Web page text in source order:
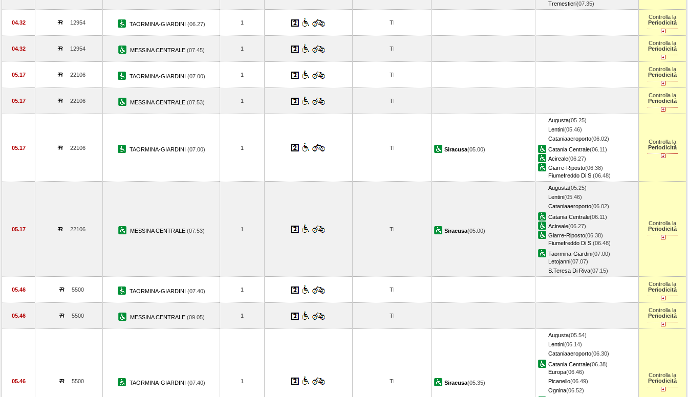
Tremestieri(07.35)
04.32 12954 TAORMINA-GIARDINI (06.27) 1 TI
Controlla la
Periodicità
04.32 12954 MESSINA CENTRALE (07.45) 1 TI
Controlla la
Periodicità
05.17 22106 TAORMINA-GIARDINI (07.00) 1 TI
Controlla la
Periodicità
05.17 22106 MESSINA CENTRALE (07.53) 1 TI
Controlla la
Periodicità
05.17 22106 TAORMINA-GIARDINI (07.00) 1 TI Siracusa(05.00)
Augusta(05.25)
Lentini(05.46)
Cataniaaeroporto(06.02)
Catania Centrale(06.11)
Acireale(06.27)
Giarre-Riposto(06.38)
Fiumefreddo Di S. (06.48)
Controlla la
Periodicità
05.17 22106 MESSINA CENTRALE (07.53) 1 TI Siracusa(05.00)
Augusta(05.25)
Lentini(05.46)
Cataniaaeroporto(06.02)
Catania Centrale(06.11)
Acireale(06.27)
Giarre-Riposto(06.38)
Fiumefreddo Di S. (06.48)
Taormina-Giardini(07.00)
Letojanni(07.07)
S.Teresa Di Riva(07.15)
Controlla la
Periodicità
05.46 5500 TAORMINA-GIARDINI (07.40) 1 TI
Controlla la
Periodicità
05.46 5500 MESSINA CENTRALE (09.05) 1 TI
Controlla la
Periodicità
05.46 5500 TAORMINA-GIARDINI (07.40) 1 TI Siracusa(05.35)
Augusta(05.54)
Lentini(06.14)
Cataniaaeroporto(06.30)
Catania Centrale(06.38)
Europa(06.46)
Picanello(06.49)
Ognina(06.52)
Controlla la
Periodicità